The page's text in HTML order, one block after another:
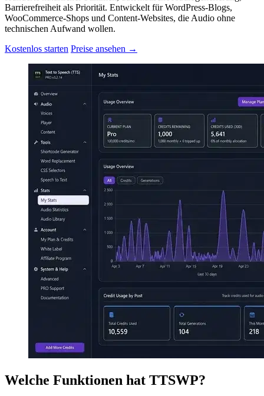
Barrierefreiheit als Priorität. Entwickelt für WordPress-Blogs,
WooCommerce-Shops und Content-Websites, die Audio ohne
technischen Aufwand wollen.
Kostenlos starten Preise ansehen →
Welche Funktionen hat TTSWP?